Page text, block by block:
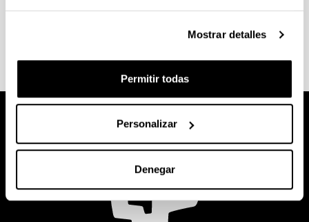
Mostrar detalles
Permitir todas
Personalizar
Denegar
Resolución del Consejo de Universidades (pdf